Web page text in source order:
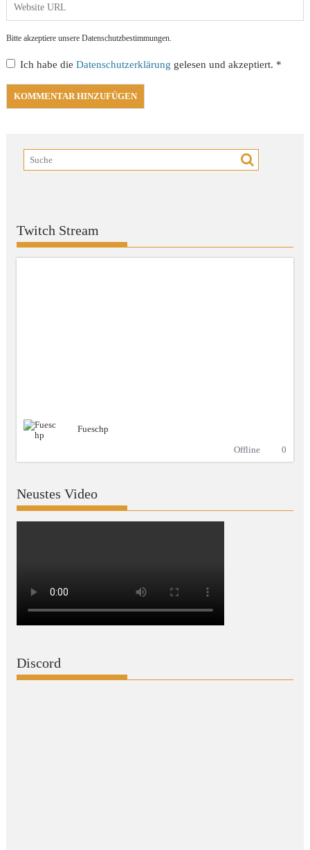
Bitte akzeptiere unsere Datenschutzbestimmungen.
Ich habe dieDatenschutzerklärung gelesen und akzeptiert. *
Twitch Stream
Fueschp
Offline
0
Neustes Video
Discord